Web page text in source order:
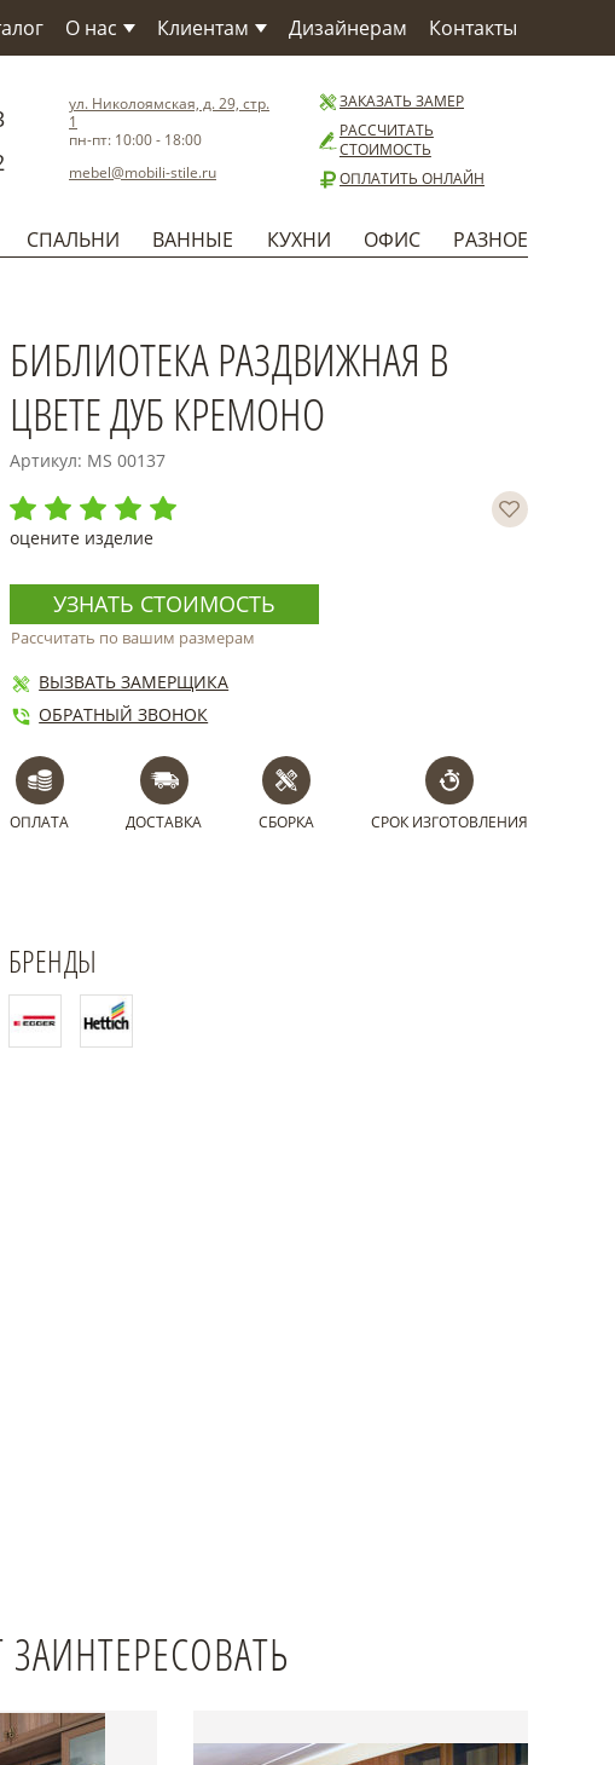
О нас
Материалы
Бренды
Статьи
Клиентам
Способы оплаты
Установка
Польза
Дизайнерам Контакты
ул. Николоямская, д. 29, стр.
1
пн-пт: 10:00 - 18:00
mebel@mobili-stile.ru
ЗАКАЗАТЬ ЗАМЕР
РАССЧИТАТЬ
СТОИМОСТЬ
ОПЛАТИТЬ ОНЛАЙН
СПАЛЬНИ ВАННЫЕ КУХНИ ОФИС РАЗНОЕ
БИБЛИОТЕКА РАЗДВИЖНАЯ В
ЦВЕТЕ ДУБ КРЕМОНО
Артикул: MS 00137
оцените изделие
УЗНАТЬ СТОИМОСТЬ
Рассчитать по вашим размерам
ВЫЗВАТЬ ЗАМЕРЩИКА
ОБРАТНЫЙ ЗВОНОК
ОПЛАТА ДОСТАВКА СБОРКА СРОК ИЗГОТОВЛЕНИЯ
БРЕНДЫ